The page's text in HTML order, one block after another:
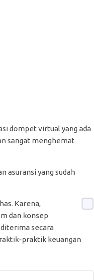
dompet virtual yang ada
sangat menghemat
asuransi yang sudah
Karena,
dan konsep
secara
praktik keuangan